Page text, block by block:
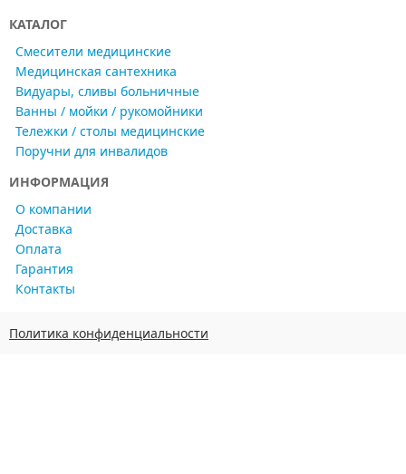
КАТАЛОГ
Смесители медицинские
Медицинская сантехника
Видуары, сливы больничные
Ванны / мойки / рукомойники
Тележки / столы медицинские
Поручни для инвалидов
ИНФОРМАЦИЯ
О компании
Доставка
Оплата
Гарантия
Контакты
Политика конфиденциальности